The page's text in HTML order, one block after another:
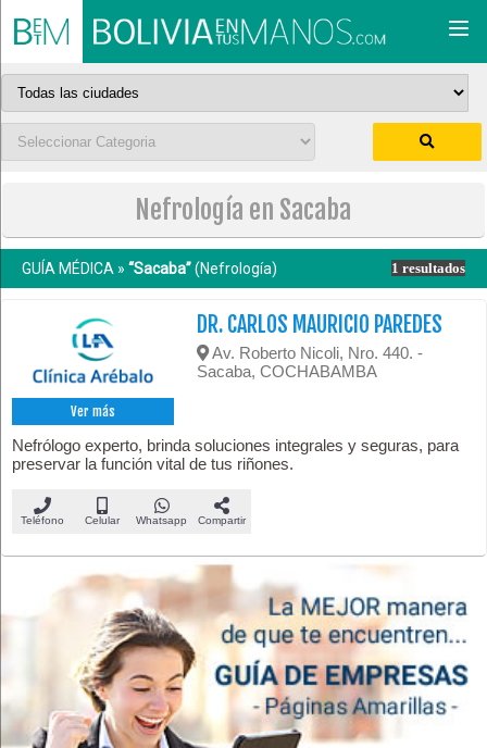
Nefrología en Sacaba
GUÍA MÉDICA » “Sacaba”(Nefrología) 1 resultados
Ver más
DR. CARLOS MAURICIO PAREDES
Av. Roberto Nicoli, Nro. 440. -
Sacaba, COCHABAMBA
Nefrólogo experto, brinda soluciones integrales y seguras, para
preservar la función vital de tus riñones.
Teléfono Celular Whatsapp Compartir